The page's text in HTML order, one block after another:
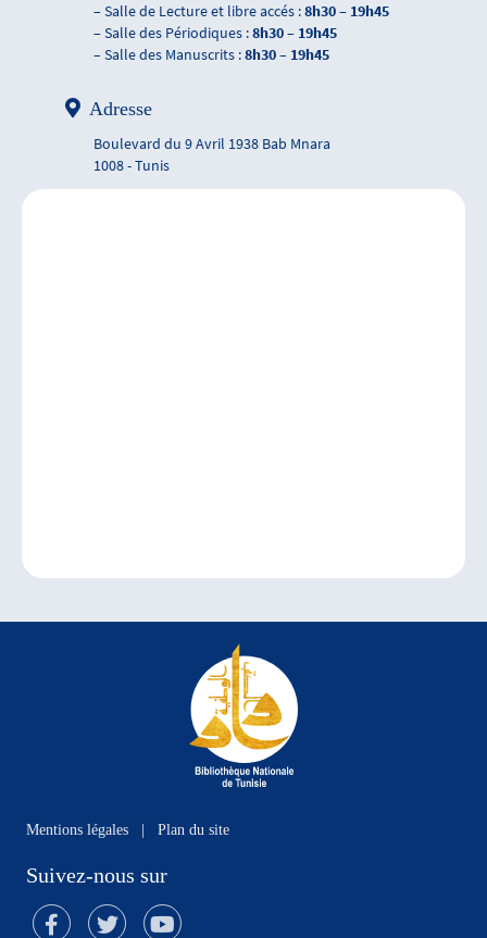
– Salle de Lecture et libre accés :8h30 – 19h45
– Salle des Périodiques :8h30 – 19h45
– Salle des Manuscrits :8h30 – 19h45
Adresse
Boulevard du 9 Avril 1938 Bab Mnara
1008 - Tunis
Mentions légales Plan du site
Suivez-nous sur